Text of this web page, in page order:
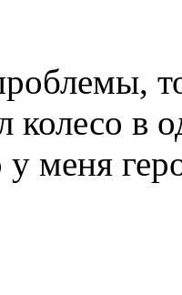
колесо в
меня